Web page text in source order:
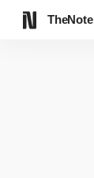
TheNote